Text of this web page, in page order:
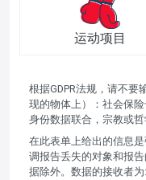
运动项目
根据GDPR法规，请不
现的物体上）：社会保
身份数据联合，宗教或
在此表单上给出的信息
调报告丢失的对象和报
据除外。数据的接收者